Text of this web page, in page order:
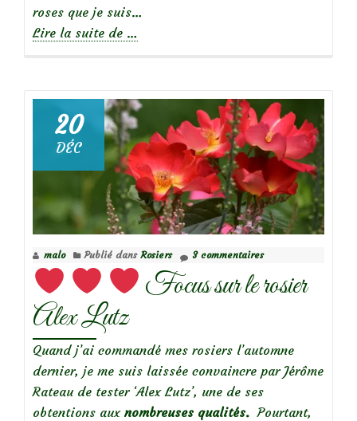
roses que je suis…
Lire la suite de
Focus
sur
le
rosier
Petit
Bijou®
(Eveminearo)
…
20
DÉC
malo Publié dans Rosiers 3 commentaires
Focus sur le rosier
Alex Lutz
Quand j’ai commandé mes rosiers l’automne
dernier, je me suis laissée convaincre par Jérôme
Rateau de tester ‘Alex Lutz’, une de ses
obtentions aux nombreuses qualités. Pourtant,